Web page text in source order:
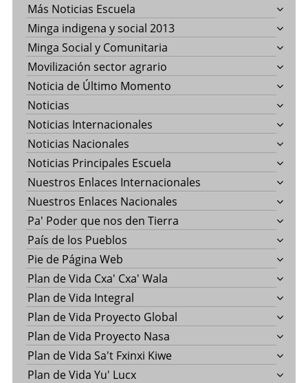
Más Noticias Escuela
Minga indigena y social 2013
Minga Social y Comunitaria
Movilización sector agrario
Noticia de Último Momento
Noticias
Noticias Internacionales
Noticias Nacionales
Noticias Principales Escuela
Nuestros Enlaces Internacionales
Nuestros Enlaces Nacionales
Pa' Poder que nos den Tierra
País de los Pueblos
Pie de Página Web
Plan de Vida Cxa' Cxa' Wala
Plan de Vida Integral
Plan de Vida Proyecto Global
Plan de Vida Proyecto Nasa
Plan de Vida Sa't Fxinxi Kiwe
Plan de Vida Yu' Lucx